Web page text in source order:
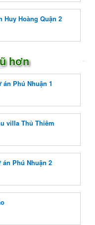
Huy Hoàng Quận 2
hơn
Phú Nhuận 1
villa Thủ Thiêm
án Phú Nhuận 2